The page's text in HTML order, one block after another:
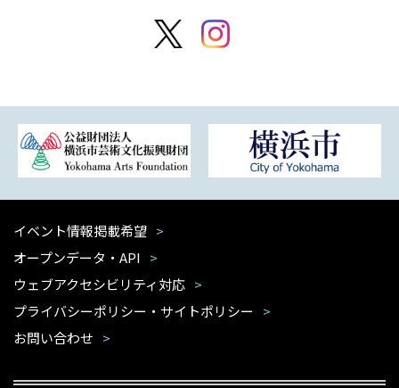
イベント情報掲載希望
オープンデータ・API
ウェブアクセシビリティ対応
プライバシーポリシー・サイトポリシー
お問い合わせ